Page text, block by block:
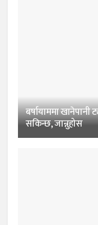
बर्षायाममा खानेपानी
सकिन्छ, जान्नुहोस